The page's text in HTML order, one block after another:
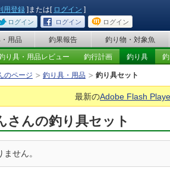
用登録 ]または[ ログイン ]
ログイン ログイン ログイン
用品 釣果報告 釣り物・対象魚
り具・用品レビュー 釣行計画 釣り具
のページ 釣り具・用品 釣り具セット
最新のAdobe Flash
さんの釣り具セット
せん。